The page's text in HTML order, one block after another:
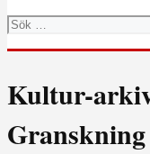
Sök
Kultur-
Granskning